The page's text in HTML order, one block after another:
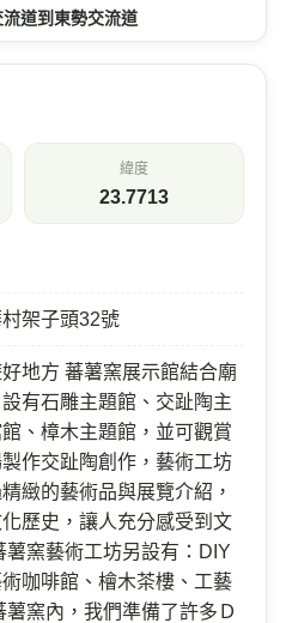
道到東勢交流道
緯度
23.7713
架子頭32號
地方 蕃薯窯展示館結合廟
有石雕主題館、交趾陶主
、樟木主題館，並可觀賞
作交趾陶創作，藝術工坊
緻的藝術品與展覽介紹，
歷史，讓人充分感受到文
薯窯藝術工坊另設有：DIY
咖啡館、檜木茶樓、工藝
窯內，我們準備了許多Ｄ